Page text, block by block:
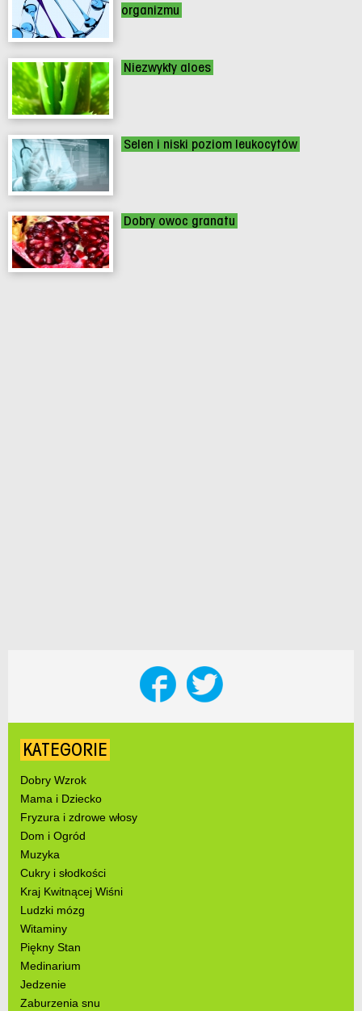
organizmu
Niezwykły aloes
Selen i niski poziom leukocytów
Dobry owoc granatu
KATEGORIE
Dobry Wzrok
Mama i Dziecko
Fryzura i zdrowe włosy
Dom i Ogród
Muzyka
Cukry i słodkości
Kraj Kwitnącej Wiśni
Ludzki mózg
Witaminy
Piękny Stan
Medinarium
Jedzenie
Zaburzenia snu